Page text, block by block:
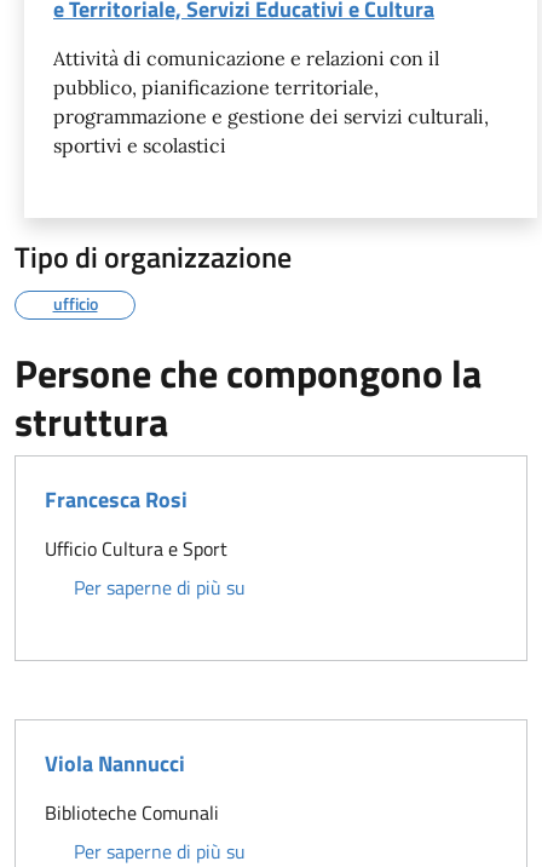
e Territoriale, Servizi Educativi e Cultura
Attività di comunicazione e relazioni con il
pubblico, pianificazione territoriale,
programmazione e gestione dei servizi culturali,
sportivi e scolastici
Tipo di organizzazione
ufficio
Persone che compongono la
struttura
Francesca Rosi
Ufficio Cultura e Sport
Per saperne di più su
Viola Nannucci
Biblioteche Comunali
Per saperne di più su